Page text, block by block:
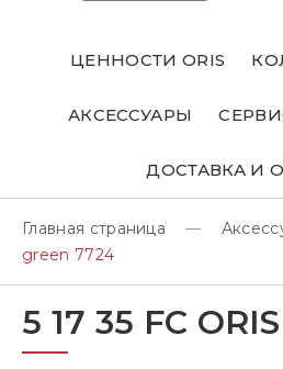
ЦЕННОСТИ ORIS
АКСЕССУАРЫ
ДОСТАВКА И
Главная страница
green 7724
5 17 35 FC